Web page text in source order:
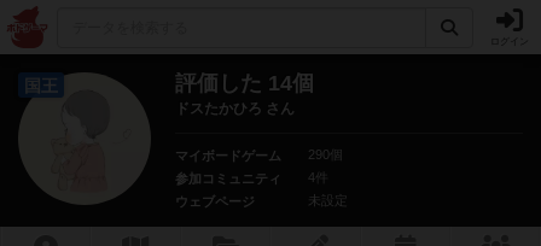
国王 評価した 14個
ドスたかひろ さん
マイボードゲーム
290個
参加コミュニティ
4件
ウェブページ
未設定